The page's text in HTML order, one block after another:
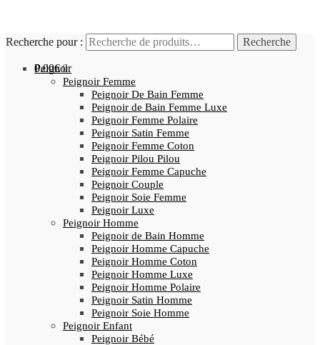
Recherche pour : Recherche
0.00€ 0
Recherche pour : Recherche
Peignoir
Peignoir Femme
Peignoir De Bain Femme
Peignoir de Bain Femme Luxe
Peignoir Femme Polaire
Peignoir Satin Femme
Peignoir Femme Coton
Peignoir Pilou Pilou
Peignoir Femme Capuche
Peignoir Couple
Peignoir Soie Femme
Peignoir Luxe
Peignoir Homme
Peignoir de Bain Homme
Peignoir Homme Capuche
Peignoir Homme Coton
Peignoir Homme Luxe
Peignoir Homme Polaire
Peignoir Satin Homme
Peignoir Soie Homme
Peignoir Enfant
Peignoir Bébé